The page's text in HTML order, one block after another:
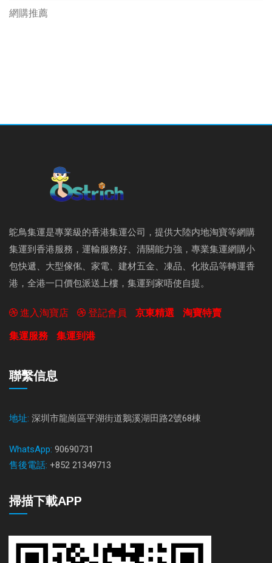
網購推薦
鴕鳥集運是專業級的香港集運公司，提供大陸内地淘寶等網購
集運到香港服務，運輸服務好、清關能力強，專業集運網購小
包快遞、大型傢俬、家電、建材五金、凍品、化妝品等轉運香
港，全港一口價包派送上樓，集運到家唔使自提。
進入淘寶店 登記會員 京東精選
淘寶特賣
集運服務
集運到港
聯繫信息
地址: 深圳市龍崗區平湖街道鵝溪湖田路2號68棟
WhatsApp: 90690731
售後電話: +852 21349713
掃描下載APP